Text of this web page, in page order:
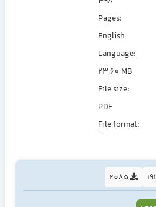
Pages:
English
Language:
23,60 MB
File size:
PDF
File format:
2085